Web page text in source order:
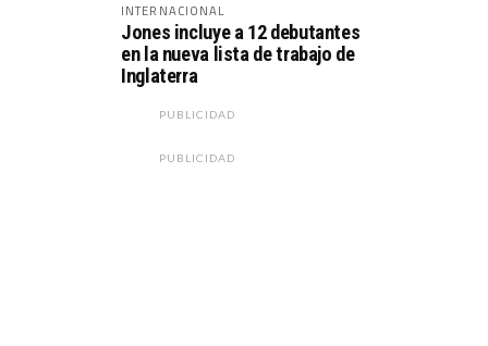
INTERNACIONAL
Jones incluye a 12 debutantes
en la nueva lista de trabajo de
Inglaterra
PUBLICIDAD
PUBLICIDAD